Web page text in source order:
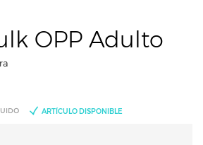
OPP Adulto
ARTÍCULO DISPONIBLE